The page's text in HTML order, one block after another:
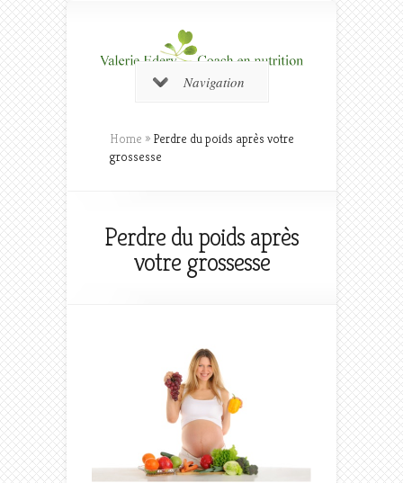
Navigation
Home » Perdre du poids après votre
grossesse
Perdre du poids après
votre grossesse